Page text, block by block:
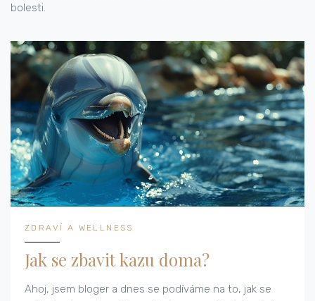
bolesti.
ZDRAVÍ A WELLNESS
Jak se zbavit kazu doma?
Ahoj, jsem bloger a dnes se podíváme na to, jak se